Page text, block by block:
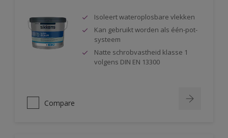
Isoleert wateroplosbare vlekken
Kan gebruikt worden als één-pot-
systeem
Natte schrobvastheid klasse 1
volgens DIN EN 13300
Compare